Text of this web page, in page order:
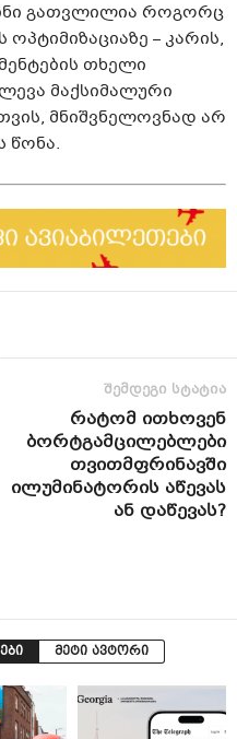
გათვლილია როგორც
– კარის,
თხელი
მაქსიმალური
მნიშვნელოვნად არ
წონა.
შემდეგი სტატია
რატომ ითხოვენ
ბორტგამცილებლები
თვითმფრინავში
ილუმინატორის აწევას
ან დაწევას?
მეტი ავტორი